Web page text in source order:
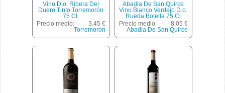
Vino D.o. Ribera Del
Duero Tinto Torremorón
75 Cl.
Precio medio:
3.45 €
Torremoron
Abadia De San Quirce
Vino Blanco Verdejo D.o.
Rueda Botella 75 Cl
Precio medio:
8.05 €
Abadia De San Quirce